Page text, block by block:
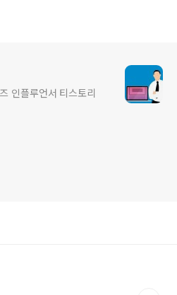
인플루언서 티스토리